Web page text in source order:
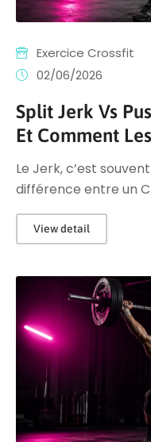
Exercice Crossfit
02/06/2026
Split Jerk Vs
Et Comment
Le Jerk, c’est
différence entre un
View detail